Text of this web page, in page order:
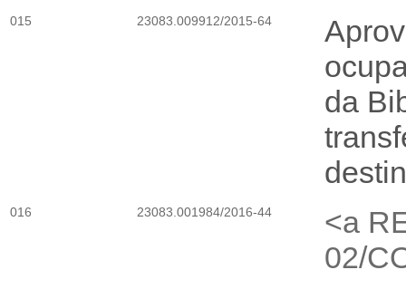
015 23083.009912/2015-64
da
016 23083.001984/2016-44
<a
02/